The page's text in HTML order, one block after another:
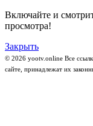
Включайте и
просмотра!
Закрыть
© 2026 yootv.online Все
сайте, принадлежат их